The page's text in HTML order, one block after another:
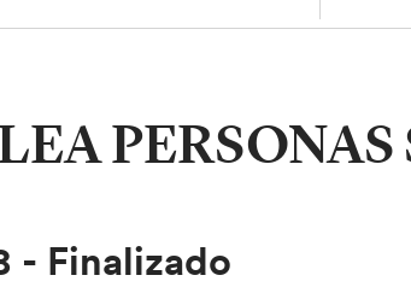
PERSONAS
- Finalizado